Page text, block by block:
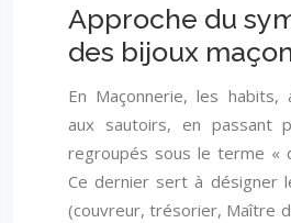
Approche du
des bijoux
En Maçonnerie, les habits,
aux sautoirs, en passant
regroupés sous le terme «
Ce dernier sert à désigner
(couvreur, trésorier, Maître